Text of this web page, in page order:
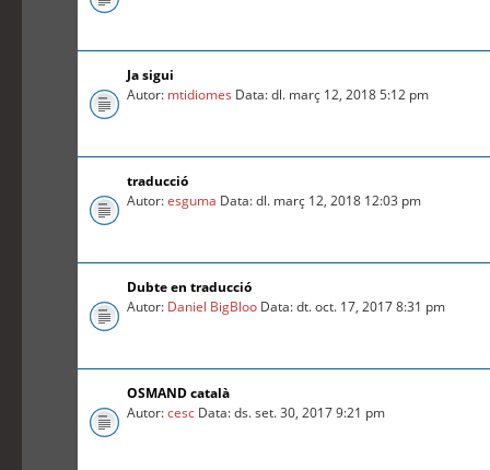
Ja sigui
Autor: mtidiomes Data: dl. març 12, 2018 5:12 pm
traducció
Autor:esguma Data: dl. març 12, 2018 12:03 pm
Dubte en traducció
Autor: Daniel BigBloo Data: dt. oct. 17, 2017 8:31 pm
OSMAND català
Autor:cesc Data: ds. set. 30, 2017 9:21 pm